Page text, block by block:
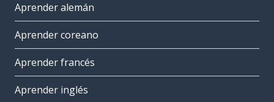
Aprender alemán
Aprender coreano
Aprender francés
Aprender inglés